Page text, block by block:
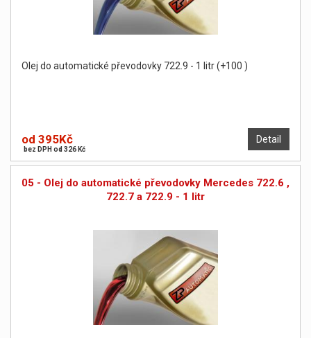
Olej do automatické převodovky 722.9 - 1 litr (+100 )
Detail
od 395Kč
bez DPH od 326 Kč
05 - Olej do automatické převodovky Mercedes 722.6 ,
722.7 a 722.9 - 1 litr